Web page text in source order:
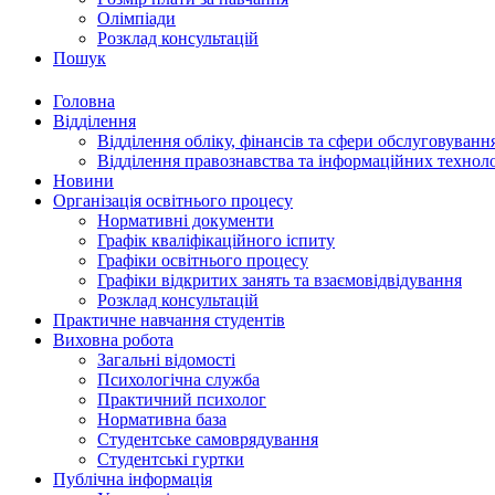
Олімпіади
Розклад консультацій
Пошук
Головна
Відділення
Відділення обліку, фінансів та сфери
Відділення правознавства та інформаційних
Новини
Організація освітнього процесу
Нормативні документи
Графік кваліфікаційного іспиту
Графіки освітнього процесу
Графіки відкритих занять та взаємовідвідування
Розклад консультацій
Практичне навчання студентів
Виховна робота
Загальні відомості
Психологічна служба
Практичний психолог
Нормативна база
Студентське самоврядування
Студентські гуртки
Публічна інформація